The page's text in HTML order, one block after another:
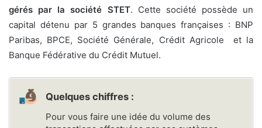
gérés par la société STET. Cette société possède un
capital détenu par 5 grandes banques françaises : BNP
Paribas, BPCE, Société Générale, Crédit Agricole et la
Banque Fédérative du Crédit Mutuel.
Quelques chiffres :
Pour vous faire une idée du volume des